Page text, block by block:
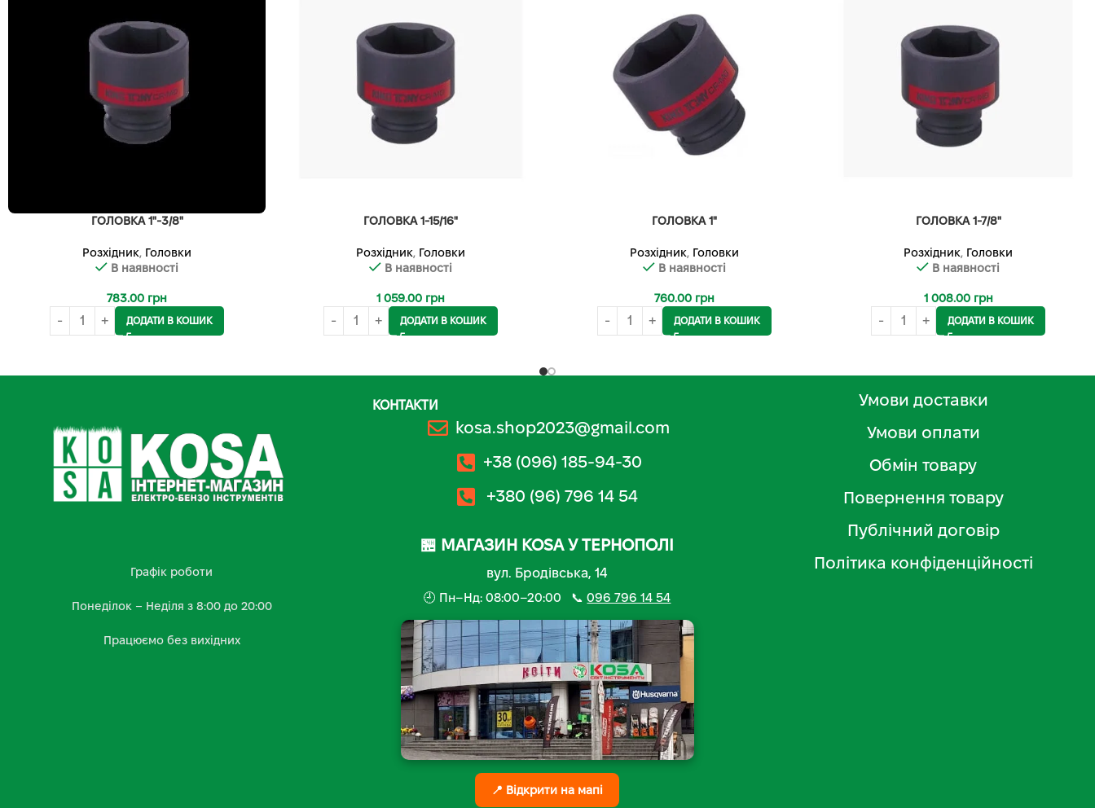
ГОЛОВКА 1"-3/8"
Розхідник, Головки
В наявності
783.00 грн
ДОДАТИ В КОШИК
ГОЛОВКА 1-15/16"
Розхідник, Головки
В наявності
1 059.00 грн
ДОДАТИ В КОШИК
ГОЛОВКА 1"
Розхідник, Головки
В наявності
760.00 грн
ДОДАТИ В КОШИК
ГОЛОВКА 1-7/8"
Розхідник, Головки
В наявності
1 008.00 грн
ДОДАТИ В КОШИК
Графік роботи
Понеділок – Неділя з 8:00 до 20:00
Працюємо без вихідних
КОНТАКТИ
kosa.shop2023@gmail.com
+38 (096) 185-94-30
+380 (96) 796 14 54
🏪 МАГАЗИН KOSA У ТЕРНОПОЛІ
вул. Бродівська, 14
🕘 Пн–Нд: 08:00–20:00 📞096 796 14 54
📍 Відкрити на мапі
Умови доставки
Умови оплати
Обмін товару
Повернення товару
Публічний договір
Політика конфіденційності